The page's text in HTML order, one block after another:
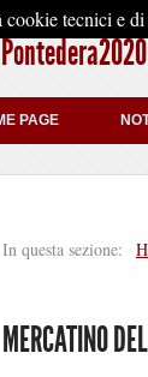
Pontedera2020
PAGE
In questa sezione:
MERCATINO
tecnici e